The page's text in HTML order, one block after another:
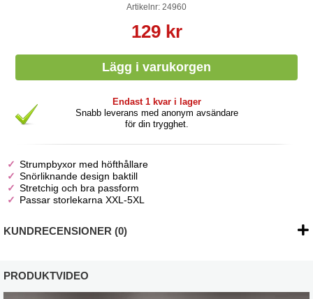
Artikelnr: 24960
129 kr
Endast 1 kvar i lager
Snabb leverans med anonym avsändare
för din trygghet.
Strumpbyxor med höfthållare
Snörliknande design baktill
Stretchig och bra passform
Passar storlekarna XXL-5XL
KUNDRECENSIONER (0)
PRODUKTVIDEO